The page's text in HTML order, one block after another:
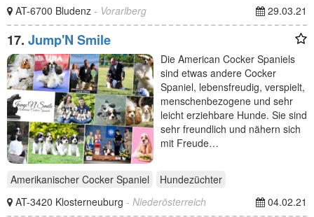
AT-6700 Bludenz - Vorarlberg 29.03.21
17. Jump'N Smile
Die American Cocker Spaniels
sind etwas andere Cocker
Spaniel, lebensfreudig, verspielt,
menschenbezogene und sehr
leicht erziehbare Hunde. Sie sind
sehr freundlich und nähern sich
mit Freude…
Amerikanischer Cocker Spaniel
Hundezüchter
AT-3420 Klosterneuburg - Niederösterreich 04.02.21